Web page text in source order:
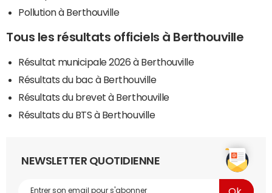
Pollution à Berthouville
Tous les résultats officiels à Berthouville
Résultat municipale 2026 à Berthouville
Résultats du bac à Berthouville
Résultats du brevet à Berthouville
Résultats du BTS à Berthouville
NEWSLETTER QUOTIDIENNE